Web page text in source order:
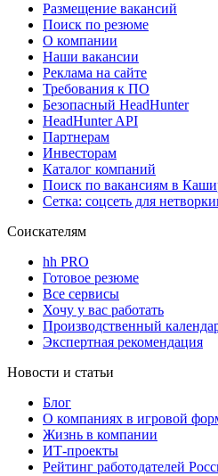
Размещение вакансий
Поиск по резюме
О компании
Наши вакансии
Реклама на сайте
Требования к ПО
Безопасный HeadHunter
HeadHunter API
Партнерам
Инвесторам
Каталог компаний
Поиск по вакансиям в
Сетка: соцсеть для
Соискателям
hh PRO
Готовое резюме
Все сервисы
Хочу у вас работать
Производственный
Экспертная рекомендация
Новости и статьи
Блог
О компаниях в игровой
Жизнь в компании
ИТ-проекты
Рейтинг работодателей